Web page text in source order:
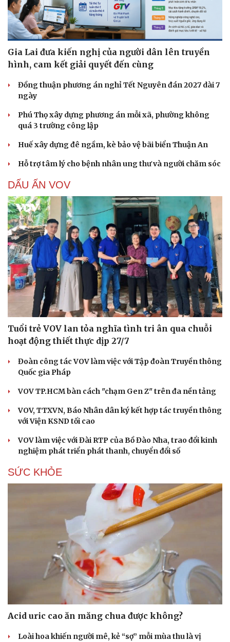
Gia Lai đưa kiến nghị của người dân lên truyền
hình, cam kết giải quyết đến cùng
Đồng thuận phương án nghỉ Tết Nguyên đán 2027 dài 7
ngày
Phú Thọ xây dựng phương án mỗi xã, phường không
quá 3 trường công lập
Huế xây dựng đê ngầm, kè bảo vệ bãi biển Thuận An
Hỗ trợ tâm lý cho bệnh nhân ung thư và người chăm sóc
DẤU ẤN VOV
Tuổi trẻ VOV lan tỏa nghĩa tình tri ân qua chuỗi
hoạt động thiết thực dịp 27/7
Đoàn công tác VOV làm việc với Tập đoàn Truyền thông
Quốc gia Pháp
VOV TP.HCM bàn cách "chạm Gen Z" trên đa nền tảng
VOV, TTXVN, Báo Nhân dân ký kết hợp tác truyền thông
với Viện KSND tối cao
VOV làm việc với Đài RTP của Bồ Đào Nha, trao đổi kinh
nghiệm phát triển phát thanh, chuyển đổi số
SỨC KHỎE
Acid uric cao ăn măng chua được không?
Loài hoa khiến người mê, kẻ “sợ” mỗi mùa thu là vị